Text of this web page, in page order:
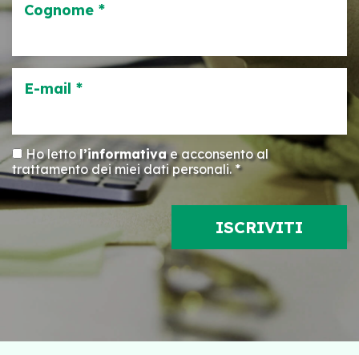
Cognome *
E-mail *
Ho lettol’informativae acconsento al
trattamento dei miei dati personali. *